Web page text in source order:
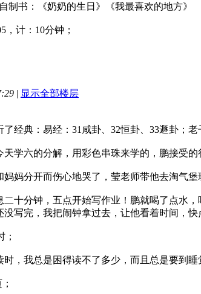
制书：《奶奶的生日》《我最喜欢的地方》
，计：10分钟；
| 显示全部楼层
经典：易经：31咸卦、32恒卦、33遯卦；老
学六的分解，用彩色串珠来学的，鹏接受的
妈分开而伤心地哭了，莹老师带他去淘气堡
十分钟，五点开始写作业！鹏就喝了点水
写完，我把闹钟拿过去，让他看着时间，
；
，我总是困得读不了多少，而且总是要到